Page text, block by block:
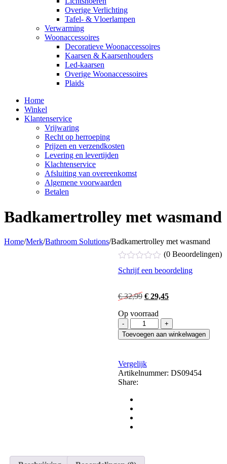
Overige Verlichting
Tafel- & Vloerlampen
Verwarming
Woonaccessoires
Decoratieve Woonaccessoires
Kaarsen & Kaarsenhouders
Led-kaarsen
Overige Woonaccessoires
Plaids
Home
Winkel
Klantenservice
Vrijwaring
Recht op herroeping
Prijzen en verzendkosten
Levering en levertijden
Klachtenservice
Afsluiting van overeenkomst
Algemene voorwaarden
Betalen
Badkamertrolley met wasmand
Home/Merk/Bathroom Solutions/Badkamertrolley met wasmand
Gewaardeerd
0
(0 Beoordelingen)
Schrijf een beoordeling
€32,99 €29,45
Op voorraad
Toevoegen aan winkelwagen
Vergelijk
Artikelnummer: DS09454
Share: